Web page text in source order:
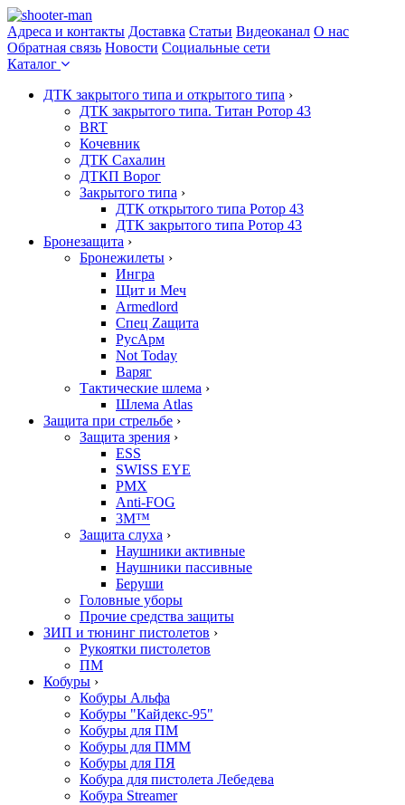
Адреса и контакты Доставка Статьи Видеоканал О нас
Обратная связь Новости Социальные сети
Каталог
ДТК закрытого типа и открытого типа ›
ДТК закрытого типа. Титан Ротор 43
BRT
Кочевник
ДТК Сахалин
ДТКП Ворог
Закрытого типа ›
ДТК открытого типа Ротор 43
ДТК закрытого типа Ротор 43
Бронезащита ›
Бронежилеты ›
Ингра
Щит и Меч
Armedlord
Спец Zащита
РусАрм
Not Today
Варяг
Тактические шлема ›
Шлема Atlas
Защита при стрельбе ›
Защита зрения ›
ESS
SWISS EYE
PMX
Anti-FOG
3M™
Защита слуха ›
Наушники активные
Наушники пассивные
Беруши
Головные уборы
Прочие средства защиты
ЗИП и тюнинг пистолетов ›
Рукоятки пистолетов
ПМ
Кобуры ›
Кобуры Альфа
Кобуры "Кайдекс-95"
Кобуры для ПМ
Кобуры для ПММ
Кобуры для ПЯ
Кобура для пистолета Лебедева
Кобура Streamer